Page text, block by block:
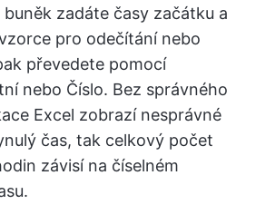
zadáte časy začátku a
pro odečítání nebo
převedete pomocí
nebo Číslo. Bez správného
Excel zobrazí nesprávné
čas, tak celkový počet
závisí na číselném